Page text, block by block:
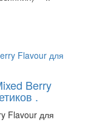
Berry
.
Flavour для